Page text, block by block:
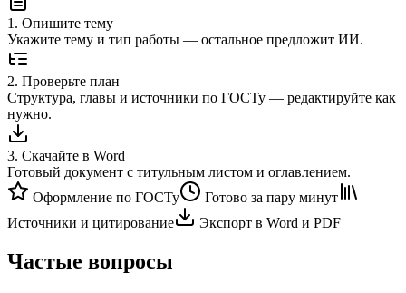
1. Опишите тему
Укажите тему и тип работы — остальное предложит ИИ.
2. Проверьте план
Структура, главы и источники по ГОСТу — редактируйте как
нужно.
3. Скачайте в Word
Готовый документ с титульным листом и оглавлением.
Оформление по ГОСТу
Готово за пару минут
Источники и цитирование
Экспорт в Word и PDF
Частые вопросы